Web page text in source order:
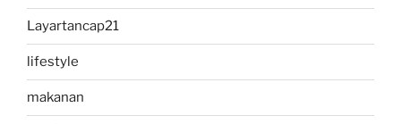
Layartancap21
lifestyle
makanan